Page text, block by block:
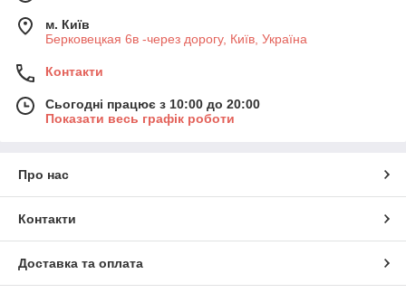
м. Київ
Берковецкая 6в -через дорогу, Київ, Україна
Контакти
Сьогодні працює з 10:00 до 20:00
Показати весь графік роботи
Про нас
Контакти
Доставка та оплата